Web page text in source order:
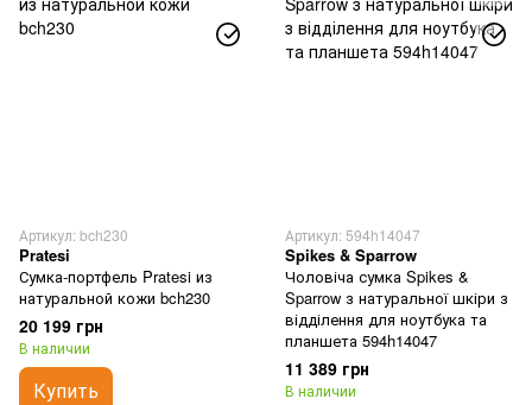
Сумки с отделением под ноутбук
Артикул: bch230
Pratesi
Сумка-портфель Pratesi из
натуральной кожи bch230
20 199 грн
В наличии
Купить
Артикул: 594h14047
Spikes & Sparrow
Чоловіча сумка Spikes &
Sparrow з натуральної шкіри з
відділення для ноутбука та
планшета 594h14047
11 389 грн
В наличии